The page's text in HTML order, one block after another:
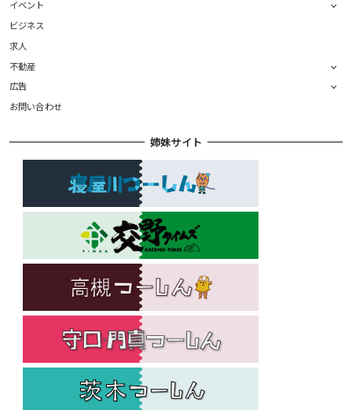
イベント
ビジネス
求人
不動産
広告
お問い合わせ
姉妹サイト